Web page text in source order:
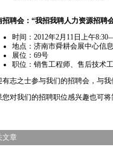
招聘会：“我招我聘人力资源招聘
时间：2012年2月11日上午
地点：济南市舜耕会展中心信
展位：69号
职位：销售工程师、售后技术
有志之士参与我们的招聘会，与我
您对我们的招聘职位感兴趣也可将
文章